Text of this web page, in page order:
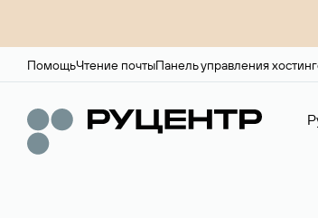
ПомощьЧтение почтыПанель управления